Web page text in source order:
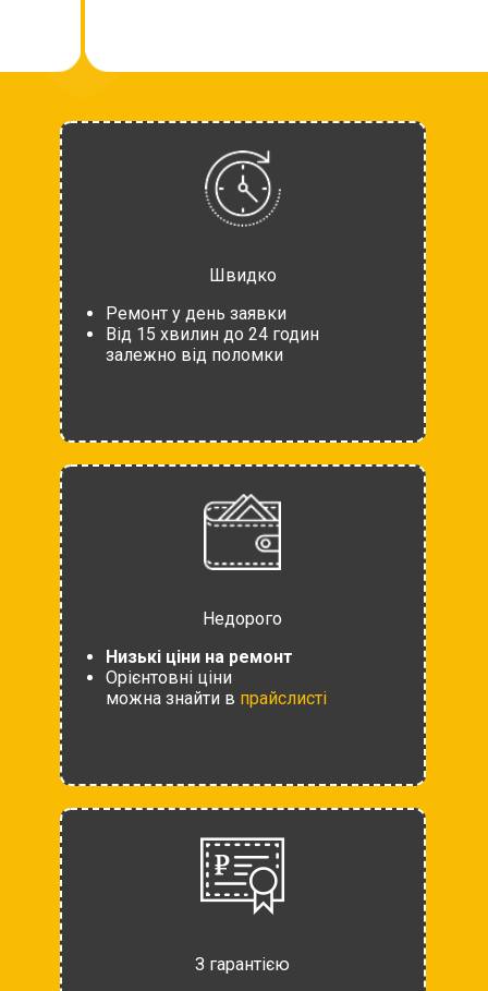
Швидко
Ремонт у день заявки
Від 15 хвилин до 24 годин
залежно від поломки
Недорого
Низькі ціни на ремонт
Орієнтовні ціни
можна знайти в прайслисті
З гарантією